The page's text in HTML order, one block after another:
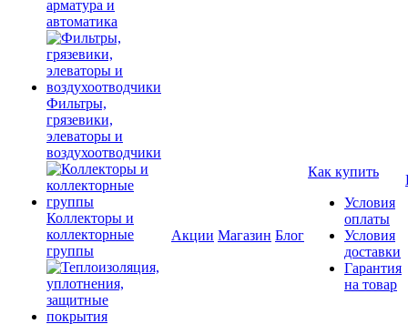
арматура и
автоматика
Фильтры,
грязевики,
элеваторы и
воздухоотводчики
Коллекторы и
коллекторные
группы
Акции Магазин Блог
Как купить
Условия
оплаты
Условия
доставки
Гарантия
на товар